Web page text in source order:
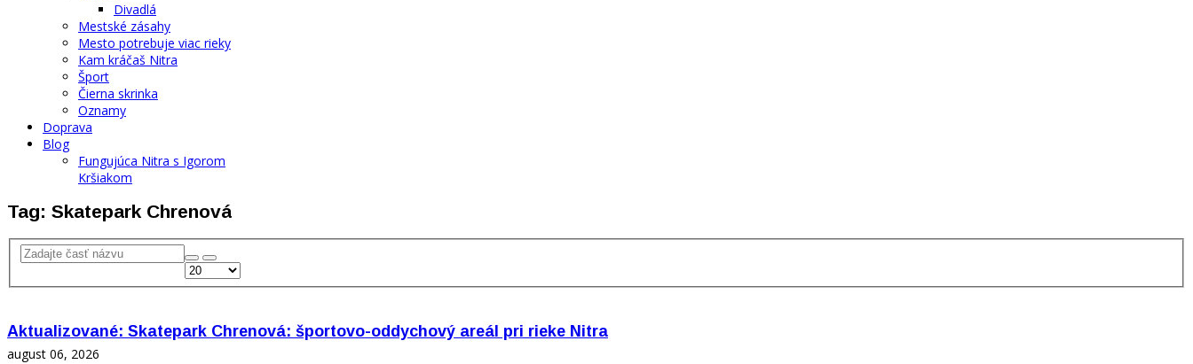
Divadlá
Mestské zásahy
Mesto potrebuje viac rieky
Kam kráčaš Nitra
Šport
Čierna skrinka
Oznamy
Doprava
Blog
Fungujúca Nitra s Igorom
Kršiakom
Tag: Skatepark Chrenová
Aktualizované: Skatepark Chrenová: športovo-oddychový areál pri rieke Nitra
august 06, 2026